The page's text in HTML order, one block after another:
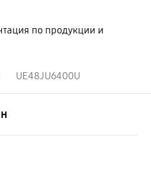
по продукции и
UE48JU6400U